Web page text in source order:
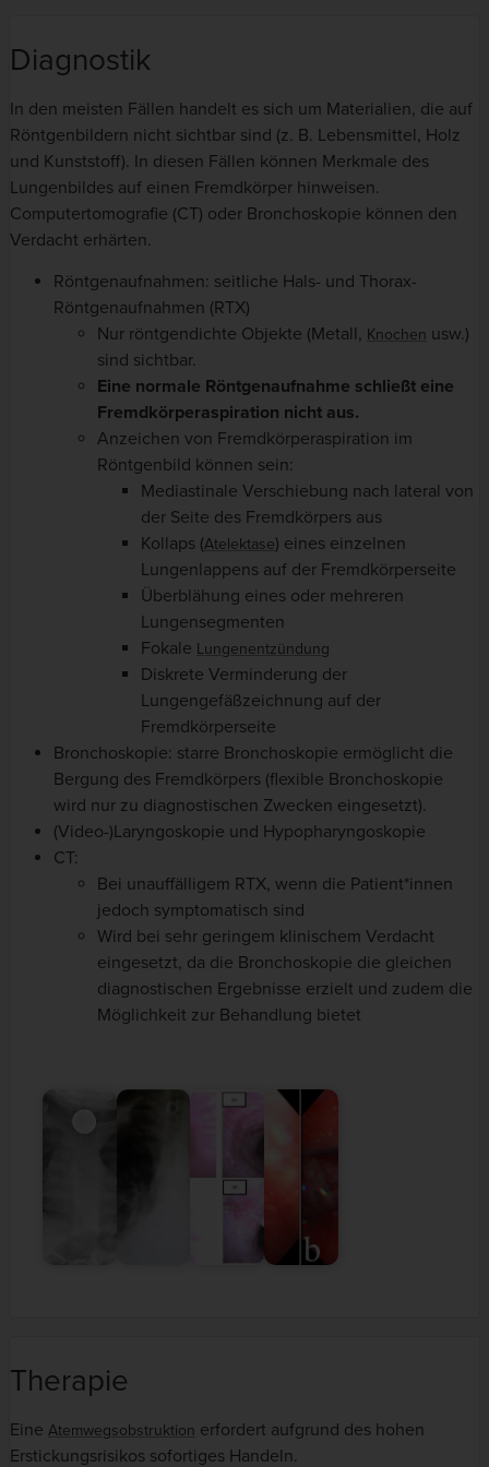
Diagnostik
In den meisten Fällen handelt es sich um Materialien, die auf
Röntgenbildern nicht sichtbar sind (z. B. Lebensmittel, Holz
und Kunststoff). In diesen Fällen können Merkmale des
Lungenbildes auf einen Fremdkörper hinweisen.
Computertomografie (CT) oder Bronchoskopie können den
Verdacht erhärten.
Röntgenaufnahmen: seitliche Hals- und Thorax-
Röntgenaufnahmen (RTX)
Nur röntgendichte Objekte (Metall, Knochen usw.)
sind sichtbar.
Eine normale Röntgenaufnahme schließt eine
Fremdkörperaspiration nicht aus.
Anzeichen von Fremdkörperaspiration im
Röntgenbild können sein:
Mediastinale Verschiebung nach lateral von
der Seite des Fremdkörpers aus
Kollaps (Atelektase) eines einzelnen
Lungenlappens auf der Fremdkörperseite
Überblähung eines oder mehreren
Lungensegmenten
Fokale Lungenentzündung
Diskrete Verminderung der
Lungengefäßzeichnung auf der
Fremdkörperseite
Bronchoskopie: starre Bronchoskopie ermöglicht die
Bergung des Fremdkörpers (flexible Bronchoskopie
wird nur zu diagnostischen Zwecken eingesetzt).
(Video-)Laryngoskopie und Hypopharyngoskopie
CT:
Bei unauffälligem RTX, wenn die Patient*innen
jedoch symptomatisch sind
Wird bei sehr geringem klinischem Verdacht
eingesetzt, da die Bronchoskopie die gleichen
diagnostischen Ergebnisse erzielt und zudem die
Möglichkeit zur Behandlung bietet
Therapie
Eine Atemwegsobstruktion erfordert aufgrund des hohen
Erstickungsrisikos sofortiges Handeln.